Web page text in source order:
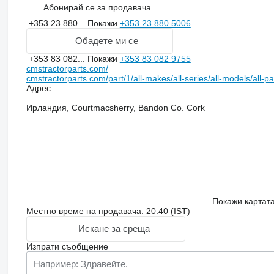
Абонирай се за продавача
+353 23 880... Покажи +353 23 880 5006
Обадете ми се
+353 83 082... Покажи +353 83 082 9755
cmstractorparts.com/
cmstractorparts.com/part/1/all-makes/all-series/all-models/all-
Адрес
Ирландия, Courtmacsherry, Bandon Co. Cork
Покажи картата
Местно време на продавача: 20:40 (IST)
Искане за среща
Изпрати съобщение